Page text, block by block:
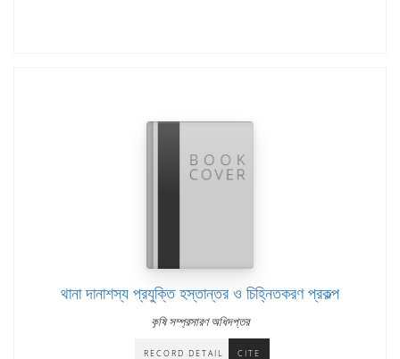
থানা দানাশস্য প্রযুক্তি হস্তান্তর ও চিহ্নিতকরণ প্রকল্প
কৃষি সম্প্রসারণ অধিদপ্তর
RECORD DETAIL CITE